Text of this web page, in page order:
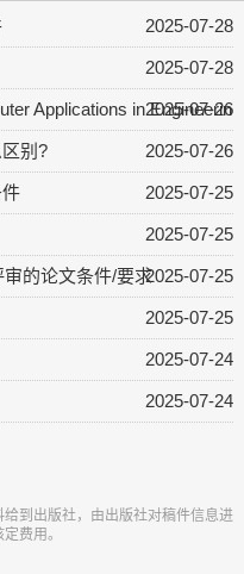
2025-07-28
2025-07-28
2025-07-26
Applications in
2025-07-26
别?
2025-07-25
2025-07-25
2025-07-25
的论文条件/要求
2025-07-25
2025-07-24
2025-07-24
到出版社，由出版社对稿件信息进
费用。